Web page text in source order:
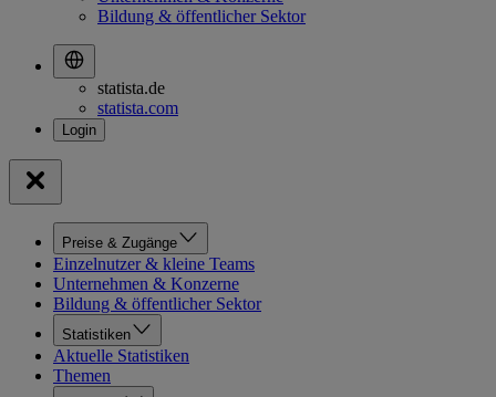
Bildung & öffentlicher Sektor
statista.de
statista.com
Preise & Zugänge
Einzelnutzer & kleine Teams
Unternehmen & Konzerne
Bildung & öffentlicher Sektor
Statistiken
Aktuelle Statistiken
Themen